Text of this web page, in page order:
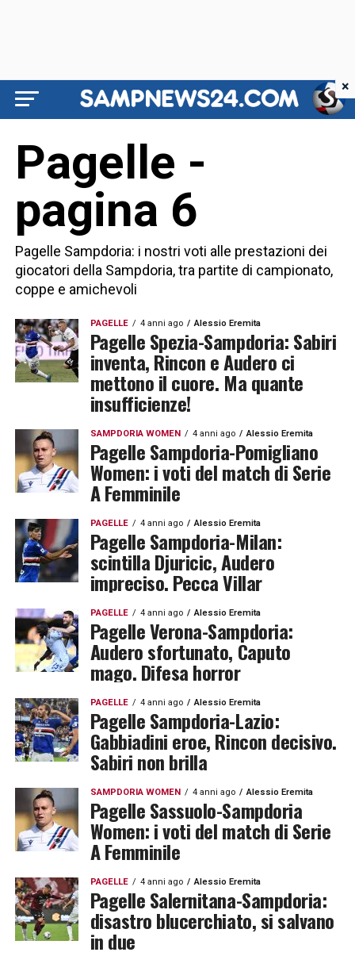
Pagelle -
pagina 6
Pagelle Sampdoria: i nostri voti alle prestazioni dei
giocatori della Sampdoria, tra partite di campionato,
coppe e amichevoli
PAGELLE 4 anni ago Alessio Eremita
Pagelle Spezia-Sampdoria: Sabiri
inventa, Rincon e Audero ci
mettono il cuore. Ma quante
insufficienze!
SAMPDORIA WOMEN 4 anni ago Alessio Eremita
Pagelle Sampdoria-Pomigliano
Women: i voti del match di Serie
A Femminile
PAGELLE 4 anni ago Alessio Eremita
Pagelle Sampdoria-Milan:
scintilla Djuricic, Audero
impreciso. Pecca Villar
PAGELLE 4 anni ago Alessio Eremita
Pagelle Verona-Sampdoria:
Audero sfortunato, Caputo
mago. Difesa horror
PAGELLE 4 anni ago Alessio Eremita
Pagelle Sampdoria-Lazio:
Gabbiadini eroe, Rincon decisivo.
Sabiri non brilla
SAMPDORIA WOMEN 4 anni ago Alessio Eremita
Pagelle Sassuolo-Sampdoria
Women: i voti del match di Serie
A Femminile
PAGELLE 4 anni ago Alessio Eremita
Pagelle Salernitana-Sampdoria:
disastro blucerchiato, si salvano
in due
×